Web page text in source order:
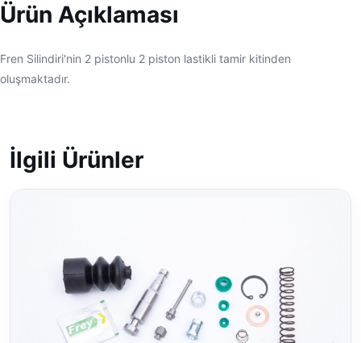
Ürün Açıklaması
Fren Silindiri'nin 2 pistonlu 2 piston lastikli tamir kitinden
oluşmaktadır.
İlgili Ürünler